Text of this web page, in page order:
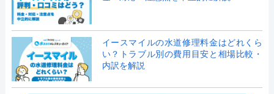
イースマイルの水道修理料金はどれくら
い？トラブル別の費用目安と相場比較・
内訳を解説